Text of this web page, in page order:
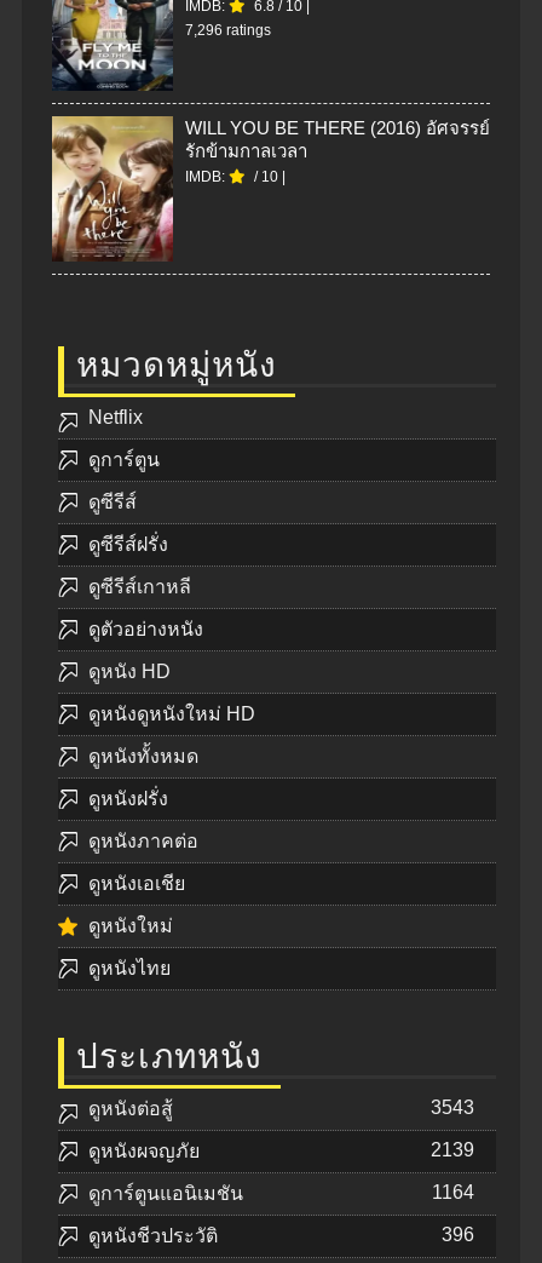
IMDB: 6.8 / 10
7,296 ratings
WILL YOU BE THERE (2016) อัศจรรย์
รักข้ามกาลเวลา
IMDB: / 10
หมวดหมู่หนัง
Netflix
ดูการ์ตูน
ดูซีรีส์
ดูซีรีส์ฝรั่ง
ดูซีรีส์เกาหลี
ดูตัวอย่างหนัง
ดูหนัง HD
ดูหนังดูหนังใหม่ HD
ดูหนังทั้งหมด
ดูหนังฝรั่ง
ดูหนังภาคต่อ
ดูหนังเอเชีย
ดูหนังใหม่
ดูหนังไทย
ประเภทหนัง
ดูหนังต่อสู้ 3543
ดูหนังผจญภัย 2139
ดูการ์ตูนแอนิเมชัน 1164
ดูหนังชีวประวัติ 396